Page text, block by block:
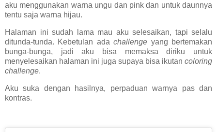
aku menggunakan warna ungu dan pink dan untuk daunnya
tentu saja warna hijau.
Halaman ini sudah lama mau aku selesaikan, tapi selalu
ditunda-tunda. Kebetulan adachallenge yang bertemakan
bunga-bunga, jadi aku bisa memaksa diriku untuk
menyelesaikan halaman ini juga supaya bisa ikutan coloring
challenge.
Aku suka dengan hasilnya, perpaduan warnya pas dan
kontras.